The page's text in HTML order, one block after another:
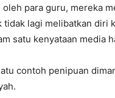
para guru, mereka
lagi melibatkan diri
satu kenyataan media
contoh penipuan